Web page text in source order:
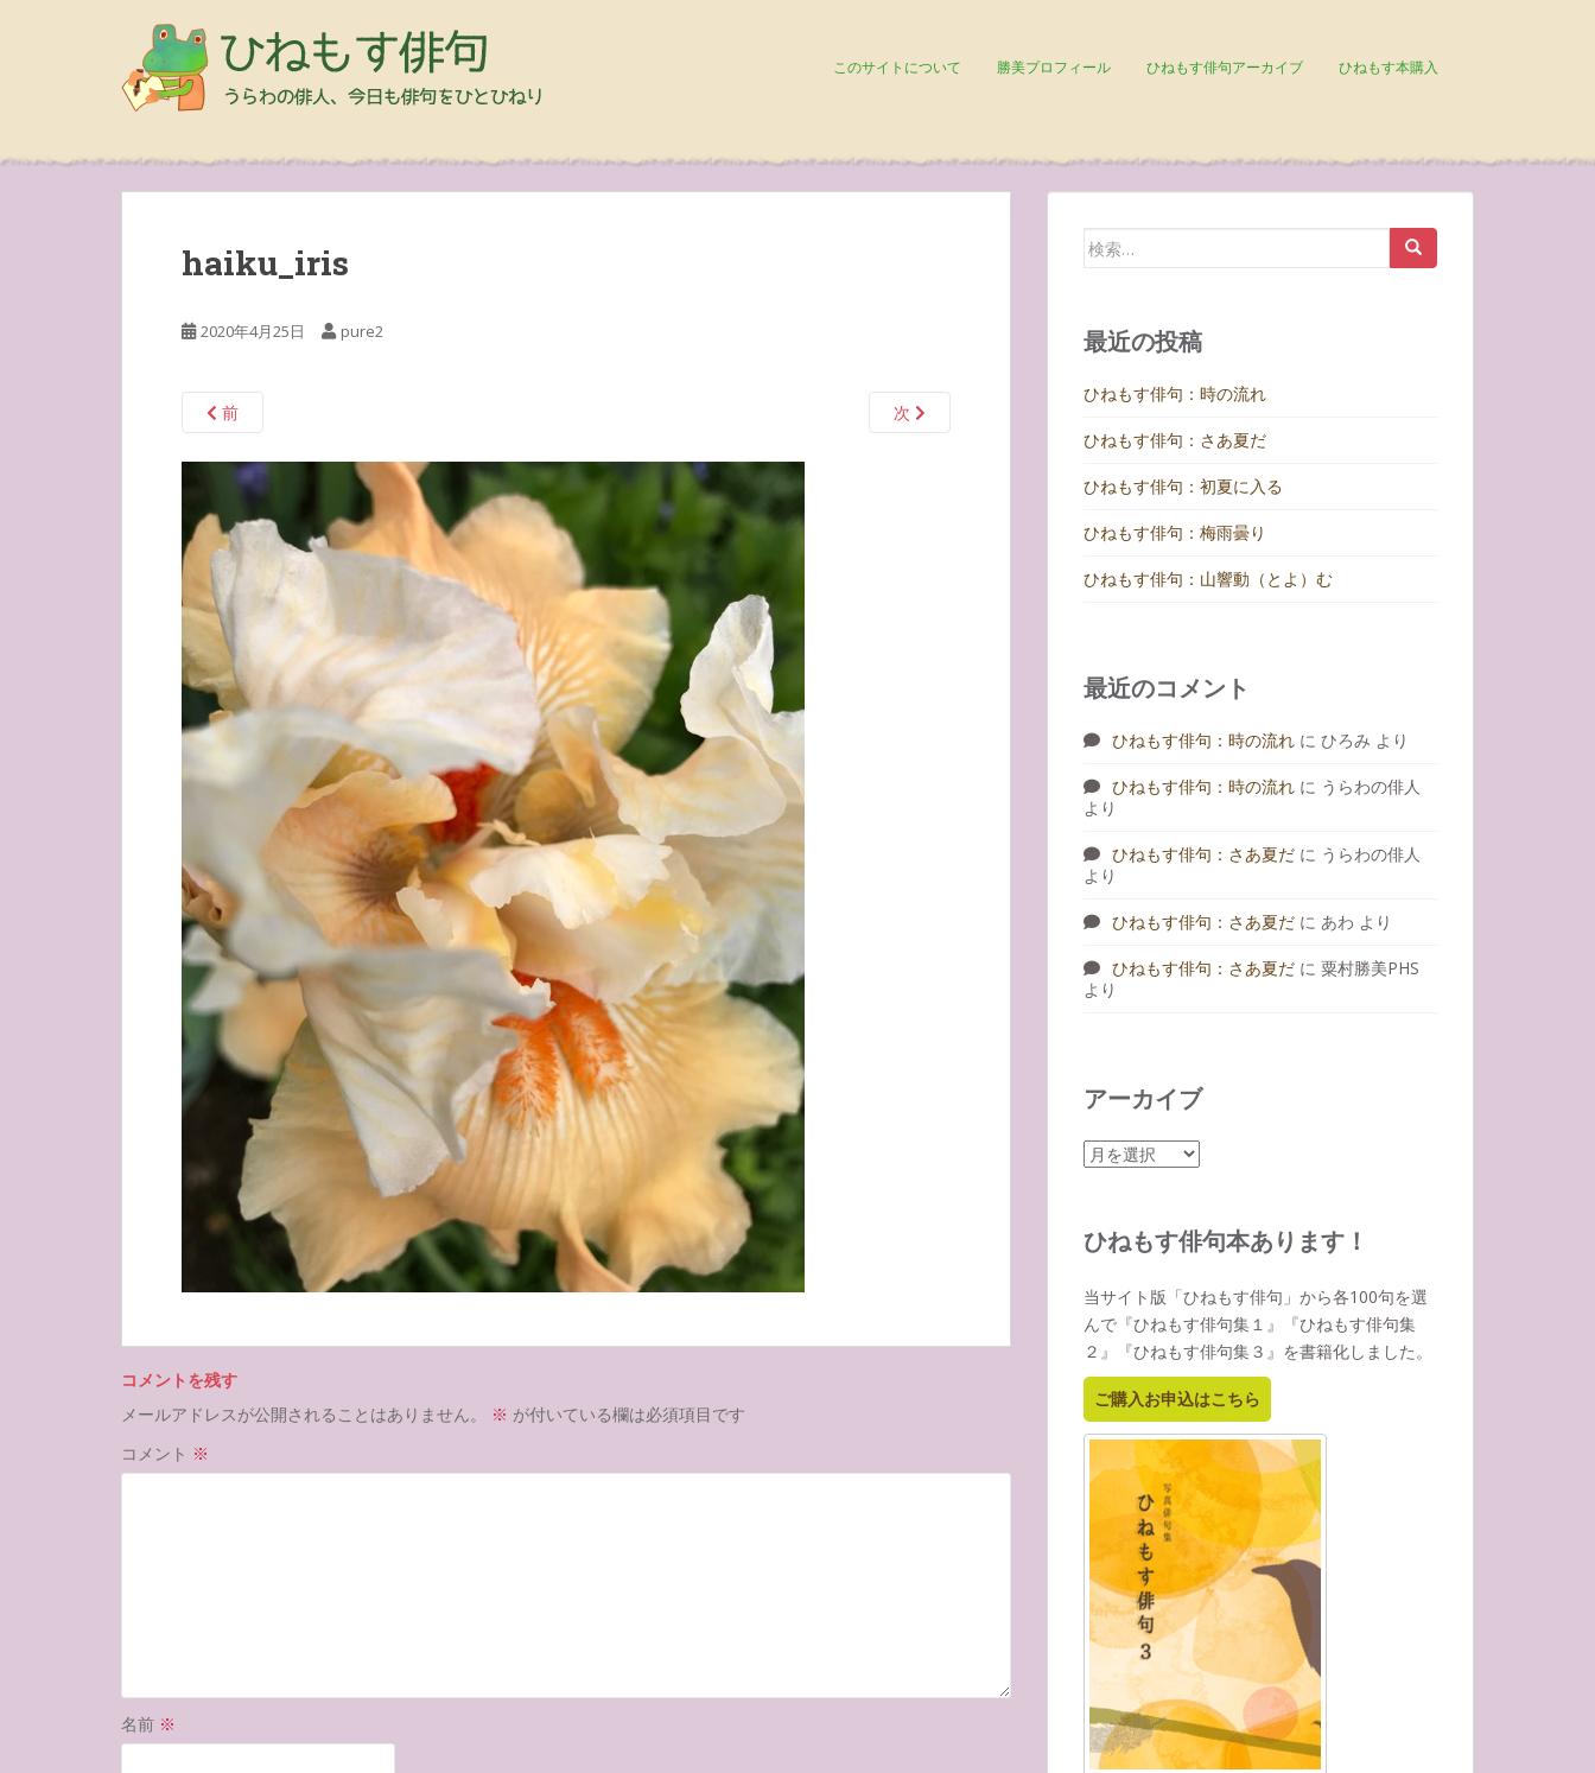
このサイトについて 勝美プロフィール ひねもす俳句アーカイブ ひねもす本購入
haiku_iris
2020年4月25日 pure2
前 次
コメントを残す
メールアドレスが公開されることはありません。
※ が付いている欄は必須項目です
コメント ※
名前 ※
検
最近の投稿
ひねもす俳句：時の流れ
ひねもす俳句：さあ夏だ
ひねもす俳句：初夏に入る
ひねもす俳句：梅雨曇り
ひねもす俳句：山響動（とよ）む
最近のコメント
ひねもす俳句：時の流れ に ひろみ より
ひねもす俳句：時の流れ に うらわの俳人
より
ひねもす俳句：さあ夏だ に うらわの俳人
より
ひねもす俳句：さあ夏だ に あわ より
ひねもす俳句：さあ夏だ に 粟村勝美PHS
より
アーカイブ
ア
イ
ひねもす俳句本あります！
当サイト版「ひねもす俳句」から各100句を選
んで『ひねもす俳句集１』『ひねもす俳句集
２』『ひねもす俳句集３』を書籍化しました。
ご購入お申込はこちら